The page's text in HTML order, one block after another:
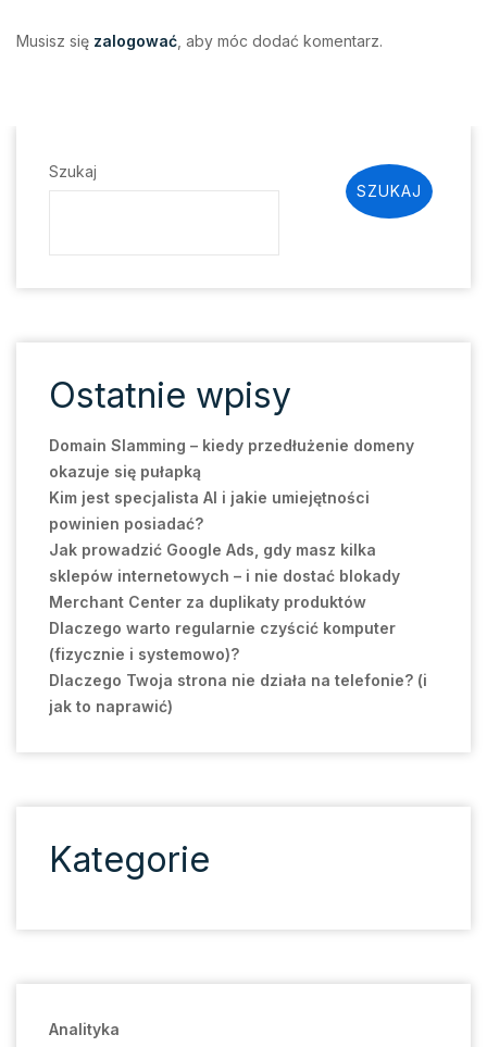
Musisz się zalogować , aby móc dodać komentarz.
Szukaj
SZUKAJ
Ostatnie wpisy
Domain Slamming – kiedy przedłużenie domeny
okazuje się pułapką
Kim jest specjalista AI i jakie umiejętności
powinien posiadać?
Jak prowadzić Google Ads, gdy masz kilka
sklepów internetowych – i nie dostać blokady
Merchant Center za duplikaty produktów
Dlaczego warto regularnie czyścić komputer
(fizycznie i systemowo)?
Dlaczego Twoja strona nie działa na telefonie? (i
jak to naprawić)
Kategorie
Analityka